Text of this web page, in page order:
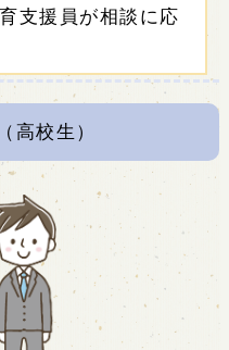
支援員が相談に応
高校生）